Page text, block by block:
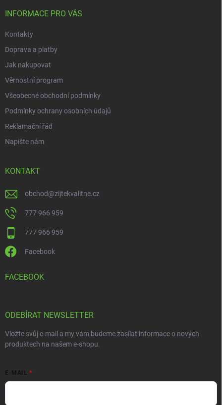
INFORMACE PRO VÁS
Kontakty
Doprava a platby
Jak nakupovat
Věrnostní program
Všeobecné obchodní podmínky
Podmínky ochrany osobních údajů
Reklamační řád
Napište nám
KONTAKT
obchod@zijtekvalitne.cz
777 966 959
777 966 959
Facebook
FACEBOOK
ODEBÍRAT NEWSLETTER
Vložte svůj e-mail a my vám budeme zasílat informace o nových
produktech na našem e-shopu.
E-MAIL